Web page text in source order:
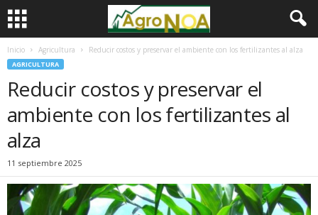
Inicio Agricultura Reducir costos y preservar el ambiente con los fertilizantes al alza
AGRICULTURA
Reducir costos y preservar el
ambiente con los fertilizantes al
alza
11 septiembre 2025